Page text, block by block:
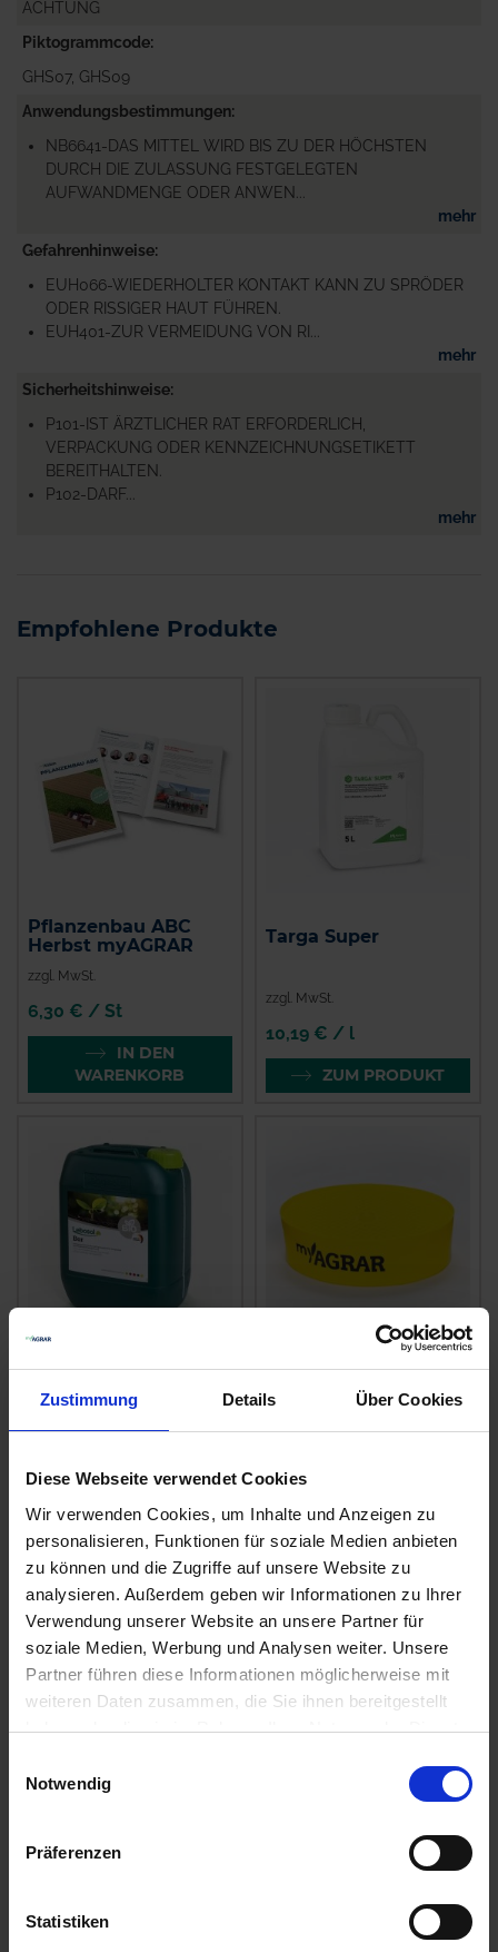
Zustimmung Details Über Cookies
Diese Webseite verwendet Cookies
Wir verwenden Cookies, um Inhalte und Anzeigen zu
personalisieren, Funktionen für soziale Medien anbieten
zu können und die Zugriffe auf unsere Website zu
analysieren. Außerdem geben wir Informationen zu Ihrer
Verwendung unserer Website an unsere Partner für
soziale Medien, Werbung und Analysen weiter. Unsere
Partner führen diese Informationen möglicherweise mit
weiteren Daten zusammen, die Sie ihnen bereitgestellt
haben oder die sie im Rahmen Ihrer Nutzung der Dienste
Notwendig
Präferenzen
Statistiken
ACHTUNG
Piktogrammcode
GHS07, GHS09
Anwendungsbestimmungen
NB6641-DAS MITTEL WIRD BIS ZU DER HÖCHSTEN
DURCH DIE ZULASSUNG FESTGELEGTEN
AUFWANDMENGE ODER ANWEN...
mehr
Gefahrenhinweise
EUH066-WIEDERHOLTER KONTAKT KANN ZU SPRÖDER
ODER RISSIGER HAUT FÜHREN.
EUH401-ZUR VERMEIDUNG VON RI...
mehr
Sicherheitshinweise
P101-IST ÄRZTLICHER RAT ERFORDERLICH,
VERPACKUNG ODER KENNZEICHNUNGSETIKETT
BEREITHALTEN.
P102-DARF...
mehr
Empfohlene Produkte
Pflanzenbau ABC
Herbst myAGRAR
zzgl. MwSt.
6,30 € / St
IN DEN
WARENKORB
Targa Super
zzgl. MwSt.
10,19 € / l
ZUM PRODUKT
Lebosol®-Bor
zzgl. MwSt.
IN DEN
WARENKORB
Gelbschale
zzgl. MwSt.
WARENKORB
Ähnliche Produkte
Belkar Power Pack